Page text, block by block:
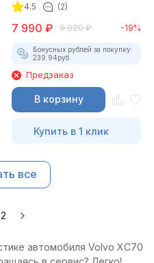
4.5 (2)
7 990 ₽ 9 920 ₽ -19%
Бонусных рублей за покупку:
239.94руб.
Предзаказ
В корзину
Купить в 1 клик
все
2
автомобиля Volvo XC70